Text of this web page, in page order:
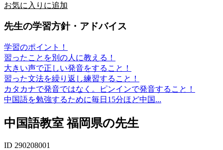
お気に入りに追加
先生の学習方針・アドバイス
学習のポイント！
習ったことを別の人に教える！
大きい声で正しい発音をすること！
習った文法を繰り返し練習すること！
カタカナで発音ではなく。ピンインで発音すること！
中国語を勉強するために毎日15分ほど中国...
中国語教室 福岡県の先生
ID 290208001